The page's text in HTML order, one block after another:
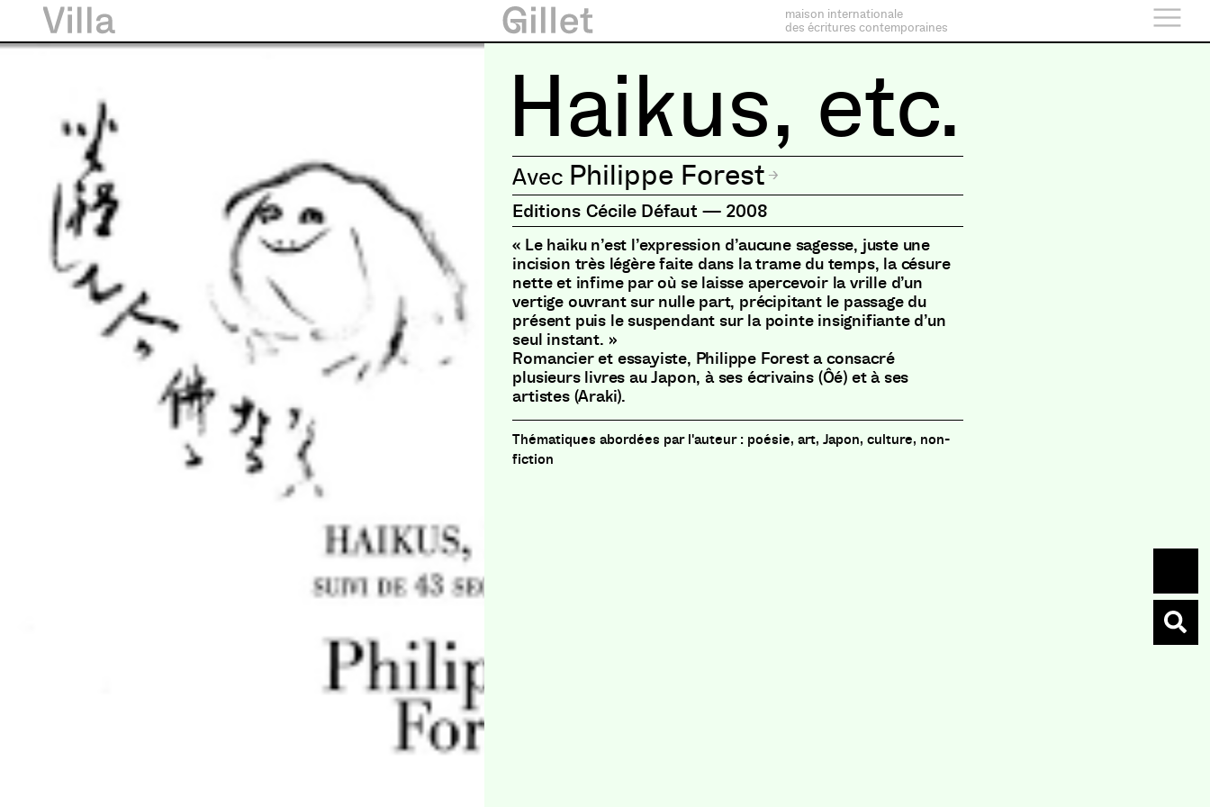
maison internationale
des écritures contemporaines
Haikus, etc.
Philippe Forest
Editions Cécile Défaut — 2008
« Le haiku n’est l’expression d’aucune sagesse, juste une
incision très légère faite dans la trame du temps, la césure
nette et infime par où se laisse apercevoir la vrille d’un
vertige ouvrant sur nulle part, précipitant le passage du
présent puis le suspendant sur la pointe insignifiante d’un
seul instant. »
Romancier et essayiste, Philippe Forest a consacré
plusieurs livres au Japon, à ses écrivains (Ôé) et à ses
artistes (Araki).
poésie, art, Japon, culture, non-
fiction